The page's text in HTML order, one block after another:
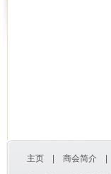
主页 商会简介